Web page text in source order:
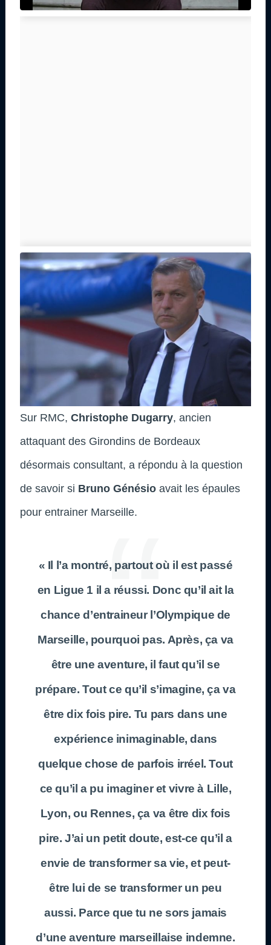
Sur RMC, Christophe Dugarry, ancien
attaquant des Girondins de Bordeaux
désormais consultant, a répondu à la question
de savoir si Bruno Génésio avait les épaules
pour entrainer Marseille.
« Il l’a montré, partout où il est passé
en Ligue 1 il a réussi. Donc qu’il ait la
chance d’entraineur l’Olympique de
Marseille, pourquoi pas. Après, ça va
être une aventure, il faut qu’il se
prépare. Tout ce qu’il s’imagine, ça va
être dix fois pire. Tu pars dans une
expérience inimaginable, dans
quelque chose de parfois irréel. Tout
ce qu’il a pu imaginer et vivre à Lille,
Lyon, ou Rennes, ça va être dix fois
pire. J’ai un petit doute, est-ce qu’il a
envie de transformer sa vie, et peut-
être lui de se transformer un peu
aussi. Parce que tu ne sors jamais
d’une aventure marseillaise indemne.